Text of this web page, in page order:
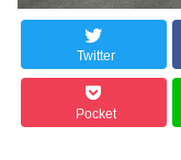
Twitter
Pocket